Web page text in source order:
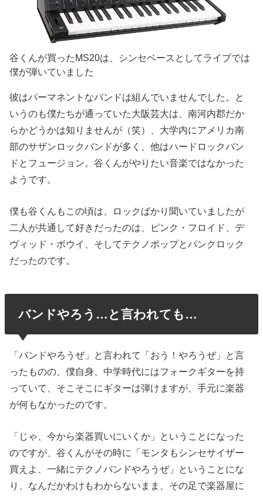
谷くんが買ったMS20は、シンセベースとしてライブでは
僕が弾いていました
彼はパーマネントなバンドは組んでいませんでした。と
いうのも僕たちが通っていた大阪芸大は、南河内郡だか
らかどうかは知りませんが（笑）、大学内にアメリカ南
部のサザンロックバンドが多く、他はハードロックバン
ドとフュージョン。谷くんがやりたい音楽ではなかった
ようです。
僕も谷くんもこの頃は、ロックばかり聞いていましたが
二人が共通して好きだったのは、ピンク・フロイド、デ
ヴィッド・ボウイ、そしてテクノポップとパンクロック
だったのです。
バンドやろう…と言われても…
「バンドやろうぜ」と言われて「おう！やろうぜ」と言
ったものの、僕自身、中学時代にはフォークギターを持
っていて、そこそこにギターは弾けますが、手元に楽器
が何もなかったのです。
「じゃ、今から楽器買いにいくか」ということになった
のですが、谷くんがその時に「モンタもシンセサイザー
買えよ、一緒にテクノバンドやろうぜ」ということにな
り、なんだかわけもわからないまま、その足で楽器屋に